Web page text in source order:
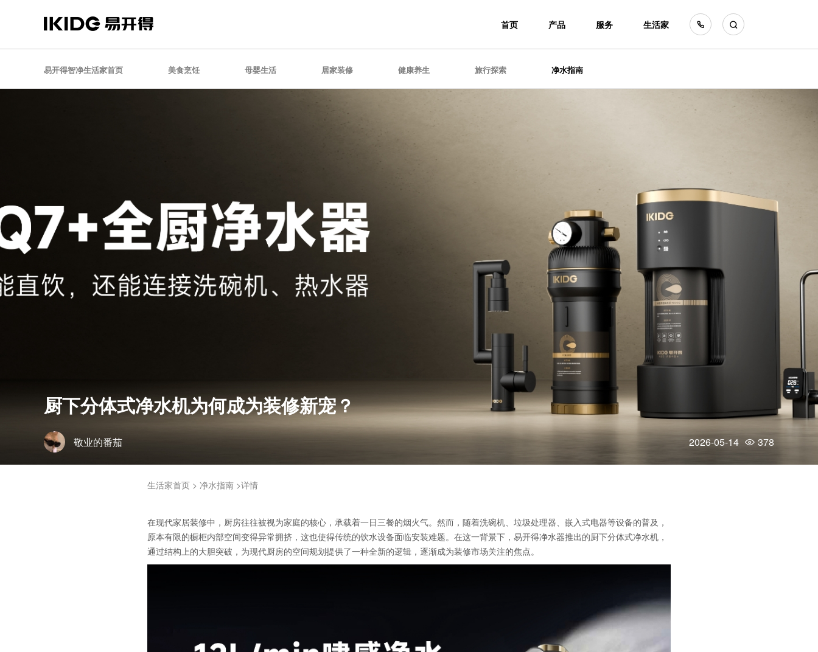
首页 产品 服务 生活家
易开得智净生活家首页 美食烹饪 母婴生活 居家装修 健康养生 旅行探索 净水指南
厨下分体式净水机为何成为装修新宠？
敬业的番茄 2026-05-14 378
生活家首页 > 净水指南 >详情
在现代家居装修中，厨房往往被视为家庭的核心，承载着一日三餐的烟火气。然而，随着洗碗机、垃圾处理器、嵌入式电器等设备的普及，
原本有限的橱柜内部空间变得异常拥挤，这也使得传统的饮水设备面临安装难题。在这一背景下，易开得净水器推出的厨下分体式净水机，
通过结构上的大胆突破，为现代厨房的空间规划提供了一种全新的逻辑，逐渐成为装修市场关注的焦点。